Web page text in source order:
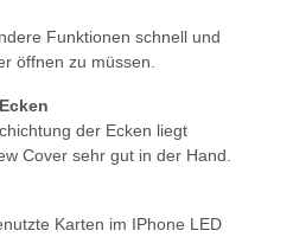
Funktionen schnell und
öffnen zu müssen.
der Ecken liegt
Cover sehr gut in der Hand.
Karten im IPhone LED